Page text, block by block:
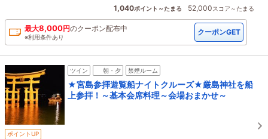
1,040ポイント～たまる 52,000スコア～たまる
最大8,000円のクーポン配布中
※利用条件あり
クーポンGET
ツイン 朝・夕 禁煙ルーム
★宮島参拝遊覧船ナイトクルーズ★厳島神社を船
上参拝！～基本会席料理～会場おまかせ～
ポイントUP